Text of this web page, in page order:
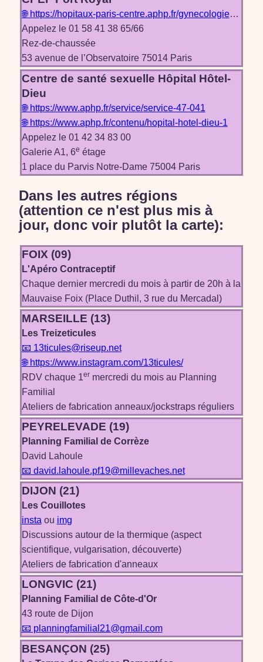
🌐 https://hopitaux-paris-centre.aphp.fr/gynecologie-chirurgicale/#1502370922348-5ea18349-6a14
Appelez le 01 58 41 38 65/66
Rez-de-chaussée
53 avenue de l’Observatoire 75014 Paris
Centre de santé sexuelle Hôpital Hôtel-
Dieu
🌐 https://www.aphp.fr/service/service-47-041
🌐 https://www.aphp.fr/contenu/hopital-hotel-dieu-1
Appelez le 01 42 34 83 00
Galerie A1, 6e étage
1 place du Parvis Notre-Dame 75004 Paris
Dans les autres régions
(attention ce n'est plus mis à
jour, donc voir plutôt la carte):
FOIX (09)
L'Apéro Contraceptif
Chaque dernier mercredi du mois à partir de 20h à la
Mauvaise Foix (Place Duthil, 3 rue du Mercadal)
MARSEILLE (13)
Les Treizeticules
📧 13ticules@riseup.net
🌐 https://www.instagram.com/13ticules/
RDV chaque 1er mercredi du mois au Planning
Familial
Ateliers de fabrication anneaux/jockstraps réguliers
PEYRELEVADE (19)
Planning Familial de Corrèze
David Lahoule
📧 david.lahoule.pf19@millevaches.net
DIJON (21)
Les Couillotes
insta ou img
Discussions autour de la thermique (aspect
scientifique, vulgarisation, découverte)
Ateliers de fabrication d'anneaux
LONGVIC (21)
Planning Familial de Côte-d'Or
43 route de Dijon
📧 planningfamilial21@gmail.com
BESANÇON (25)